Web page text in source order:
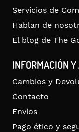
Servicios de
Hablan de
El blog de The
INFORMACIÓN
Cambios y
Contacto
Envíos
Pago ético y